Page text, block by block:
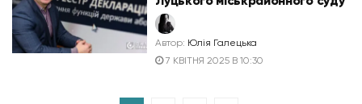
Автор: Юлія Галецька
7 КВІТНЯ 2025 В 10:30